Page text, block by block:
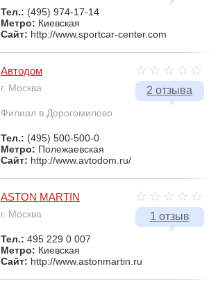
Тел.: (495) 974-17-14
Метро: Киевская
Сайт: http://www.sportcar-center.com
2 отзыва
Автодом
г. Москва
Филиал в Дорогомилово
Тел.: (495) 500-500-0
Метро: Полежаевская
Сайт: http://www.avtodom.ru/
1 отзыв
ASTON MARTIN
г. Москва
Тел.: 495 229 0 007
Метро: Киевская
Сайт: http://www.astonmartin.ru